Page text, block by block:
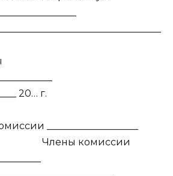
20… г.
___________________
комиссии